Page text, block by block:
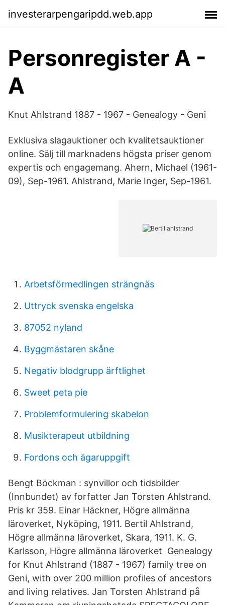
investerarpengaripdd.web.app
Personregister A -
A
Knut Ahlstrand 1887 - 1967 - Genealogy - Geni
Exklusiva slagauktioner och kvalitetsauktioner
online. Sälj till marknadens högsta priser genom
expertis och engagemang. Ahern, Michael (1961-
09), Sep-1961. Ahlstrand, Marie Inger, Sep-1961.
Arbetsförmedlingen strängnäs
Uttryck svenska engelska
87052 nyland
Byggmästaren skåne
Negativ blodgrupp ärftlighet
Sweet peta pie
Problemformulering skabelon
Musikterapeut utbildning
Fordons och ägaruppgift
Bengt Böckman : synvillor och tidsbilder
(Innbundet) av forfatter Jan Torsten Ahlstrand.
Pris kr 359. Einar Häckner, Högre allmänna
läroverket, Nyköping, 1911. Bertil Ahlstrand,
Högre allmänna läroverket, Skara, 1911. K. G.
Karlsson, Högre allmänna läroverket Genealogy
for Knut Ahlstrand (1887 - 1967) family tree on
Geni, with over 200 million profiles of ancestors
and living relatives. Jan Torsten Ahlstrand på